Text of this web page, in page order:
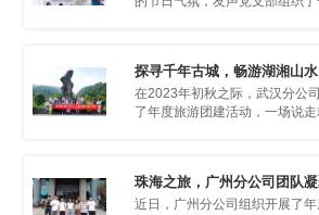
传统韵味的佳节。
探寻千年古城，畅游湖湘山水
级！